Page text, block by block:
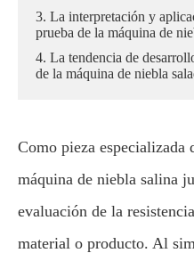
3. La interpretación y
prueba de la máquina de
4. La tendencia de
de la máquina de niebla
Como pieza especializada
máquina de niebla salina
evaluación de la
material o producto. Al